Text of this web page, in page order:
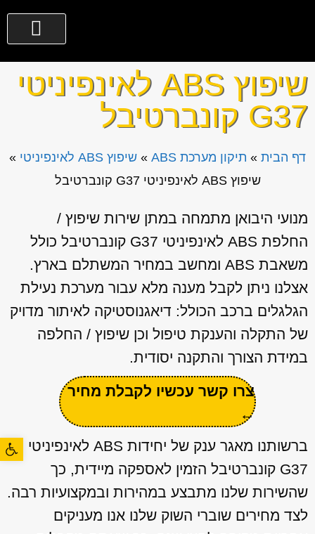
פתח
שיפוץ ABS לאינפיניטי
G37 קונברטיבל
דף הבית » תיקון מערכת ABS » שיפוץ ABS לאינפיניטי
»
שיפוץ ABS לאינפיניטי G37 קונברטיבל
מנועי היבואן מתמחה במתן שירות שיפוץ /
החלפת ABS לאינפיניטי G37 קונברטיבל כולל
משאבת ABS ומחשב במחיר המשתלם בארץ.
אצלנו ניתן לקבל מענה מלא עבור מערכת נעילת
הגלגלים ברכב הכולל: דיאגנוסטיקה לאיתור מדויק
של התקלה והענקת טיפול וכן שיפוץ / החלפה
במידת הצורך והתקנה יסודית.
צרו קשר עכשיו לקבלת מחיר
←
ברשותנו מאגר ענק של יחידות ABS לאינפיניטי
G37 קונברטיבל הזמין לאספקה מיידית, כך
שהשירות שלנו מתבצע במהירות ובמקצועיות רבה.
לצד מחירים שוברי השוק שלנו אנו מעניקים